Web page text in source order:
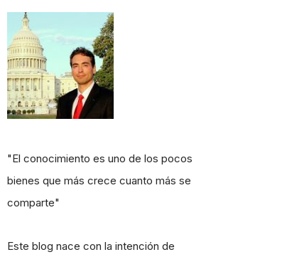
"El conocimiento es uno de los pocos
bienes que más crece cuanto más se
comparte"
Este blog nace con la intención de